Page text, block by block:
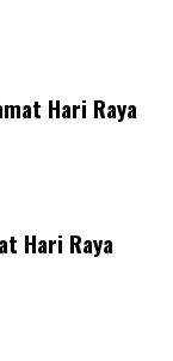
Hari Raya
Hari Raya